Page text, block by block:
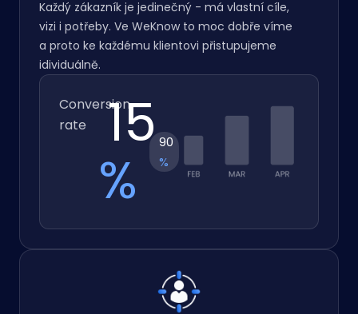
Individuální přístup
Každý zákazník je jedinečný - má vlastní cíle,
vizi i potřeby. Ve WeKnow to moc dobře víme
a proto ke každému klientovi přistupujeme
idividuálně.
Conversion16.2
%